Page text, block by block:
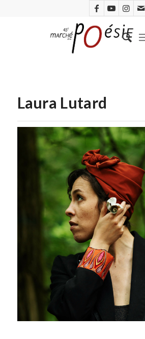
Laura Lutard
Laura Lutard (Gaël Rapon)